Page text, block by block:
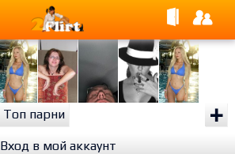
Топ парни +
Вход в мой аккаунт